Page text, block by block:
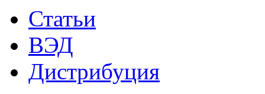
Статьи
ВЭД
Дистрибуция